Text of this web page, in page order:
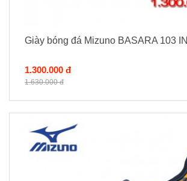
Giày bóng đá Mizuno BASARA 103 IN
1.300.000 đ
1.630.000 đ